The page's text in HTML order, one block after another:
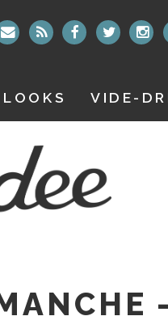
LOOKS VIDE-